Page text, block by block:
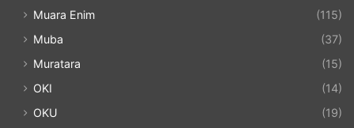
Muara Enim
(115)
Muba
(37)
Muratara
(15)
OKI
(14)
OKU
(19)